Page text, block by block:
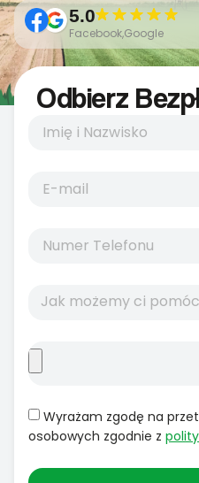
5.0
Facebook,Google
Odbierz
Wyrażam zgodę na
osobowych zgodnie z